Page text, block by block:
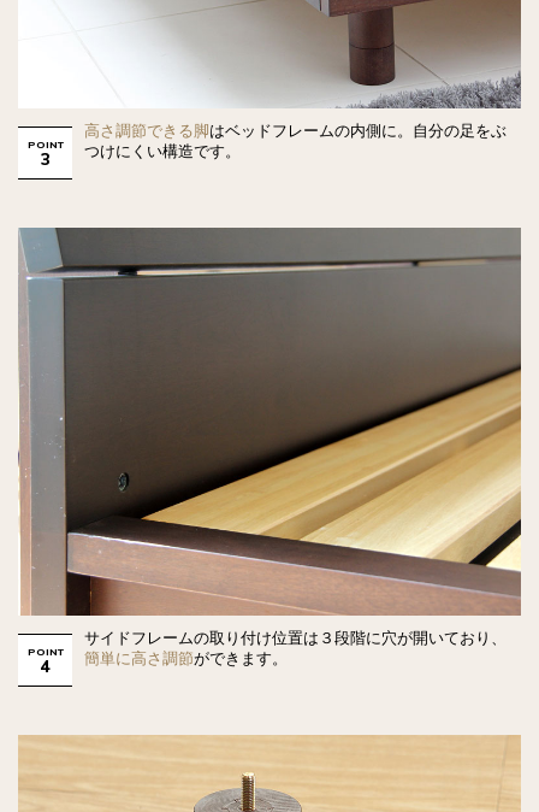
POINT
3
高さ調節できる脚はベッドフレームの内側に。自分の足をぶ
つけにくい構造です。
POINT
4
サイドフレームの取り付け位置は３段階に穴が開いており、
簡単に高さ調節ができます。